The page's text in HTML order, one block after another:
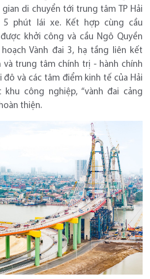
di chuyển tới trung tâm TP Hải
5 phút lái xe. Kết hợp cùng cầu
khởi công và cầu Ngô Quyền
Vành đai 3, hạ tầng liên kết
và trung tâm chính trị - hành chính
đô và các tâm điểm kinh tế của Hải
khu công nghiệp, “vành đai cảng
thiện.